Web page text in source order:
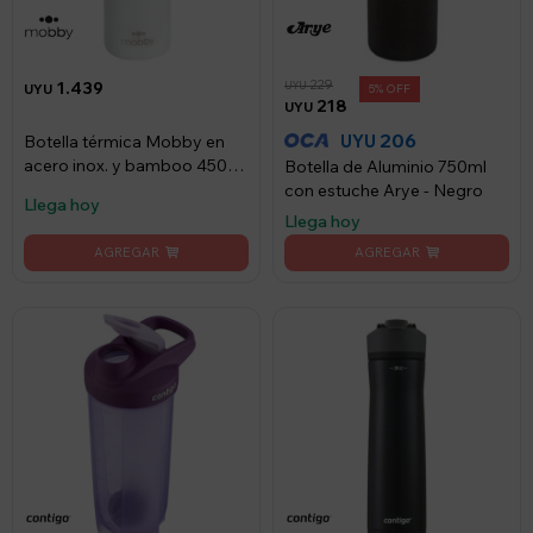
UYU 1.439
Botella térmica Mobby en
acero inox. y bamboo 450ml
Llega hoy
UYU 218
UYU229 5
UYU 206
Botella de Aluminio 750ml
con estuche Arye - Negro
Llega hoy